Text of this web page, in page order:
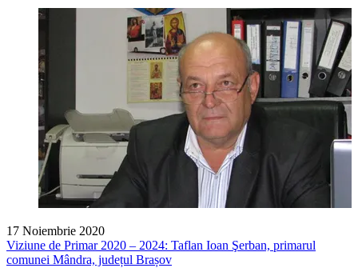
17 Noiembrie 2020
Viziune de Primar 2020 – 2024: Taflan Ioan Şerban, primarul
comunei Mândra, județul Brașov